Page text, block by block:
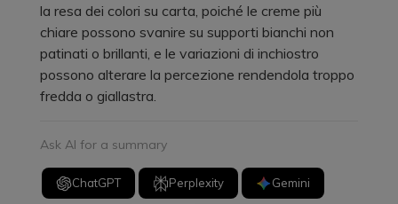
la resa dei colori su carta, poiché le creme più
chiare possono svanire su supporti bianchi non
patinati o brillanti, e le variazioni di inchiostro
possono alterare la percezione rendendola troppo
fredda o giallastra.
Ask AI for a summary
ChatGPT Perplexity Gemini